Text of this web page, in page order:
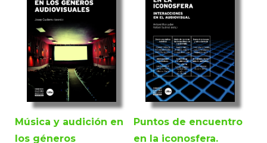
Música y audición en
los géneros
Puntos de encuentro
en la iconosfera.